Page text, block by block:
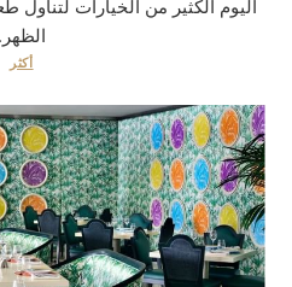
اليوم الكثير من الخيارات لتناول
الظهر.
أكثر